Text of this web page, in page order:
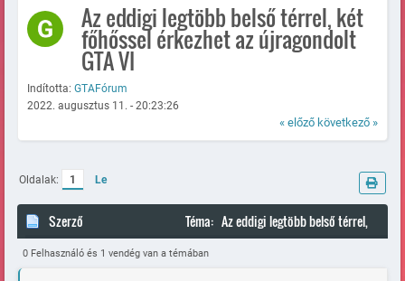
Az eddigi legtöbb belső térrel, két
főhőssel érkezhet az újragondolt
GTA VI
Indította: GTAFórum
2022. augusztus 11. - 20:23:26
« előző következő »
Oldalak: 1 Le
Szerző
Téma: Az eddigi legtöbb belső térrel,
két főhőssel érkezhet az újragondolt GTA VI (Megtekintve 84537
0 Felhasználó és 1 vendég van a témában